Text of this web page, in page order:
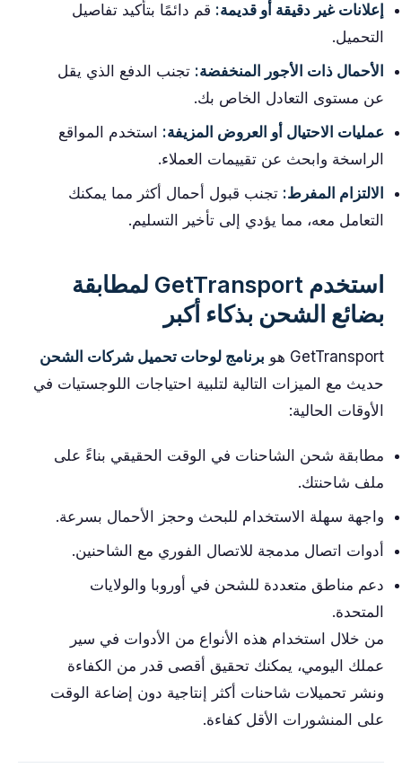
إعلانات غير دقيقة أو قديمة: قم دائمًا بتأكيد تفاصيل
التحميل.
الأحمال ذات الأجور المنخفضة: تجنب الدفع الذي يقل
عن مستوى التعادل الخاص بك.
عمليات الاحتيال أو العروض المزيفة: استخدم المواقع
الراسخة وابحث عن تقييمات العملاء.
الالتزام المفرط: تجنب قبول أحمال أكثر مما يمكنك
التعامل معه، مما يؤدي إلى تأخير التسليم.
استخدم GetTransport لمطابقة
بضائع الشحن بذكاء أكبر
GetTransport هو
برنامج لوحات تحميل شركات الشحن
حديث مع الميزات التالية لتلبية احتياجات اللوجستيات في
الأوقات الحالية:
مطابقة شحن الشاحنات في الوقت الحقيقي بناءً على
ملف شاحنتك.
واجهة سهلة الاستخدام للبحث وحجز الأحمال بسرعة.
أدوات اتصال مدمجة للاتصال الفوري مع الشاحنين.
دعم مناطق متعددة للشحن في أوروبا والولايات
المتحدة.
من خلال استخدام هذه الأنواع من الأدوات في سير
عملك اليومي، يمكنك تحقيق أقصى قدر من الكفاءة
ونشر تحميلات شاحنات أكثر إنتاجية دون إضاعة الوقت
على المنشورات الأقل كفاءة.